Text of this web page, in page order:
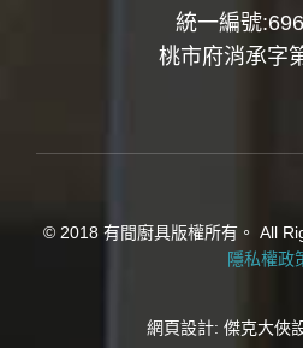
統一編號
桃市府消承字
© 2018 有間廚具版權所有。 All
隱私權政
網頁設計: 傑克大俠